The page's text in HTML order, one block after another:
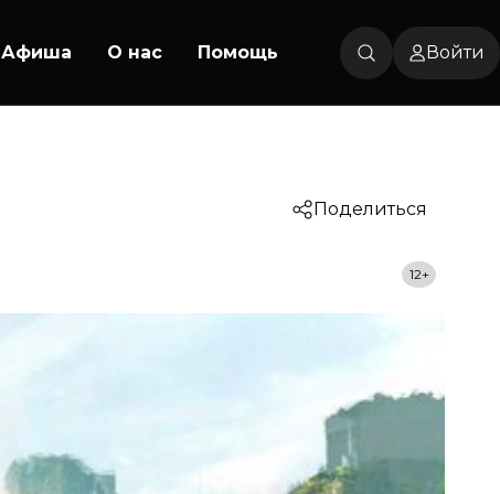
Афиша О нас Помощь Войти
Поделиться
12+